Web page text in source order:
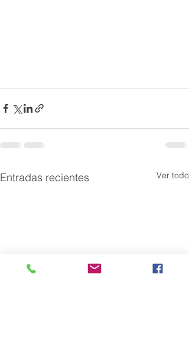
Entradas recientes Ver todo